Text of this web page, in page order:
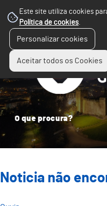
Este site utiliza cookies
Política de cookies.
Personalizar cookies
Aceitar todos os Cookies
Noticia não